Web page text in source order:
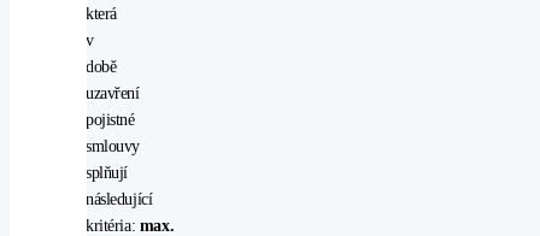
která
v
době
uzavření
pojistné
smlouvy
splňují
následující
kritéria: max.